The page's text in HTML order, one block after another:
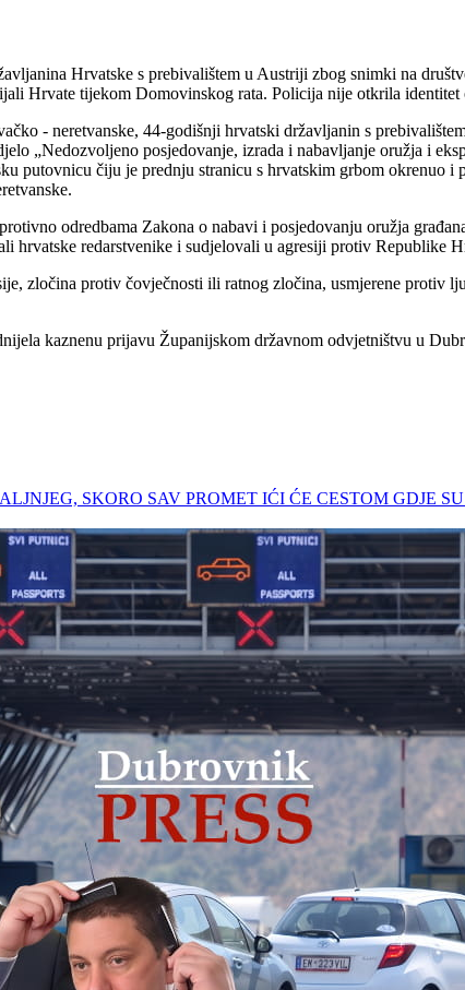
Hrvatske s prebivalištem u Austriji zbog snimki na
Hrvate tijekom Domovinskog rata. Policija nije otkrila identitet
- neretvanske, 44-godišnji hrvatski državljanin s
„Nedozvoljeno posjedovanje, izrada i nabavljanje oružja i
putovnicu čiju je prednju stranicu s hrvatskim grbom okrenuo
odredbama Zakona o nabavi i posjedovanju oružja
redarstvenike i sudjelovali u agresiji protiv Republike
zločina protiv čovječnosti ili ratnog zločina, usmjerene protiv
kaznenu prijavu Županijskom državnom odvjetništvu u
SKORO SAV PROMET IĆI ĆE CESTOM GDJE